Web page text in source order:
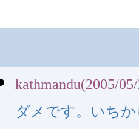
kathmandu(2005/
ダメです。いち